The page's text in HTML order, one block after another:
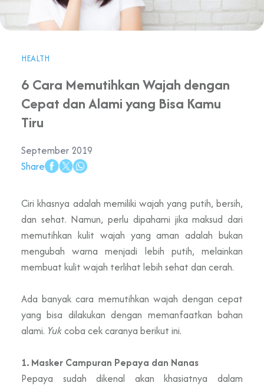
HEALTH
6 Cara Memutihkan Wajah dengan
Cepat dan Alami yang Bisa Kamu
Tiru
September 2019
Share
Ciri khasnya adalah memiliki wajah yang putih, bersih,
dan sehat. Namun, perlu dipahami jika maksud dari
memutihkan kulit wajah yang aman adalah bukan
mengubah warna menjadi lebih putih, melainkan
membuat kulit wajah terlihat lebih sehat dan cerah.
Ada banyak cara memutihkan wajah dengan cepat
yang bisa dilakukan dengan memanfaatkan bahan
alami. Yukcoba cek caranya berikut ini.
1. Masker Campuran Pepaya dan Nanas
Pepaya sudah dikenal akan khasiatnya dalam